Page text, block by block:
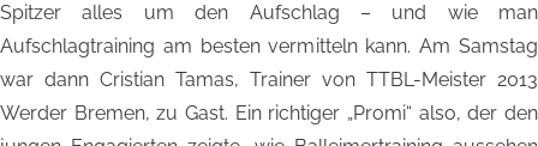
Spitzer alles um den Aufschlag – und wie man
Aufschlagtraining am besten vermitteln kann. Am Samstag
war dann Cristian Tamas, Trainer von TTBL-Meister 2013
Werder Bremen, zu Gast. Ein richtiger „Promi“ also, der den